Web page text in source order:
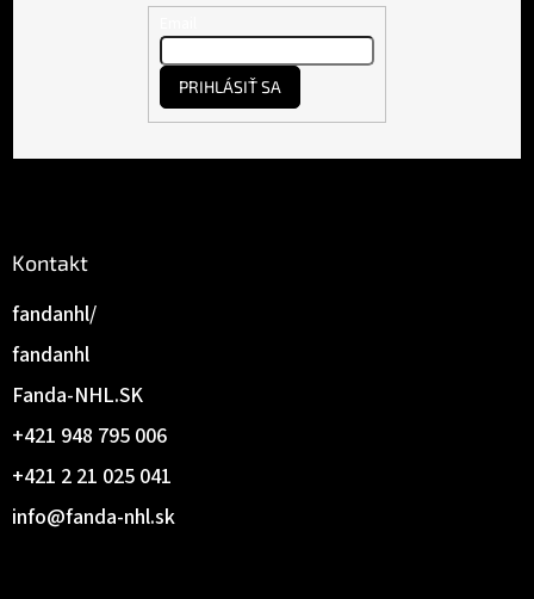
Kontakt
info@fanda-nhl.sk
+421 2 21 025 041
+421 948 795 006
Fanda-NHL.SK
fandanhl
fandanhl/
PRIHLÁSIŤ SA